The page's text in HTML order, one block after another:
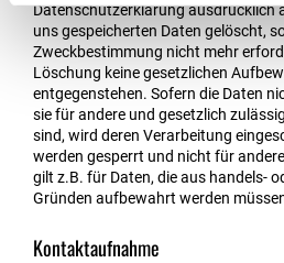
Datenschutzerklärung ausdrücklich
uns gespeicherten Daten gelöscht,
Zweckbestimmung nicht mehr
Löschung keine gesetzlichen
entgegenstehen. Sofern die Daten
sie für andere und gesetzlich
sind, wird deren Verarbeitung
werden gesperrt und nicht für
gilt z.B. für Daten, die aus handels-
Gründen aufbewahrt werden
Kontaktaufnahme